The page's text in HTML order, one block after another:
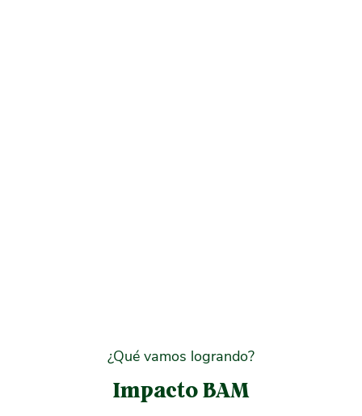
¿Qué vamos logrando?
Impacto BAM